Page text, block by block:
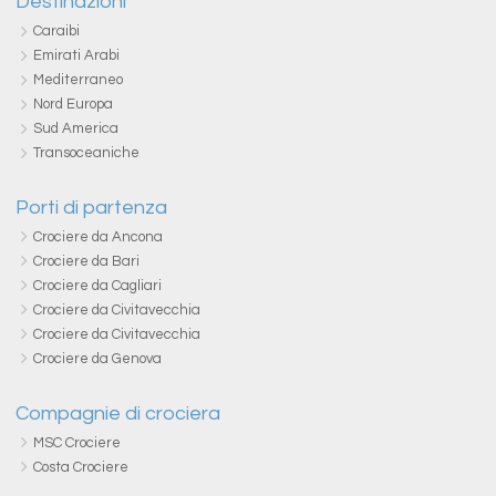
Caraibi
Emirati Arabi
Mediterraneo
Nord Europa
Sud America
Transoceaniche
Porti di partenza
Crociere da Ancona
Crociere da Bari
Crociere da Cagliari
Crociere da Civitavecchia
Crociere da Civitavecchia
Crociere da Genova
Compagnie di crociera
MSC Crociere
Costa Crociere